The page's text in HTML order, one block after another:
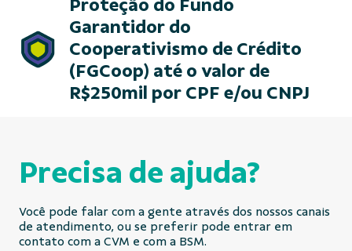
Proteção do Fundo
Garantidor do
Cooperativismo de Crédito
(FGCoop) até o valor de
R$250mil por CPF e/ou CNPJ
Precisa de ajuda?
Você pode falar com a gente através dos nossos canais
de atendimento, ou se preferir pode entrar em
contato com a CVM e com a BSM.